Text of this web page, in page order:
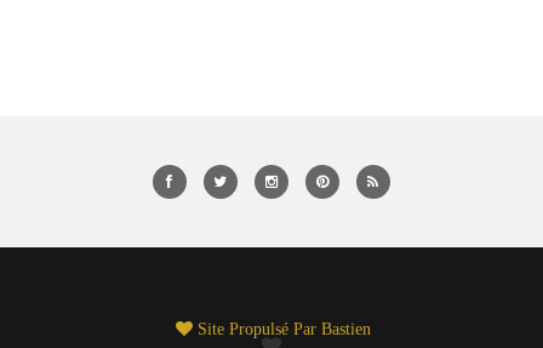
Site Propulsé Par Bastien